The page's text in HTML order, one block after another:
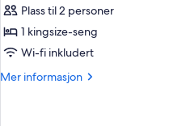
bildene
av
King
Leiro
Plass til 2 personer
1 kingsize-seng
Wi-fi inkludert
Mer informasjon
Mer